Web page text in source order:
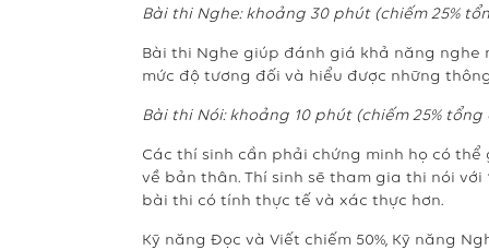
Bài thi Nghe: khoảng 30 phút (chiếm 25%
Bài thi Nghe giúp đánh giá khả năng
mức độ tương đối và hiểu được những
Bài thi Nói: khoảng 10 phút (chiếm 25% tổng
Các thí sinh cần phải chứng minh họ có
về bản thân. Thí sinh sẽ tham gia thi nói
bài thi có tính thực tế và xác thực hơn.
Kỹ năng Đọc và Viết chiếm 50%, Kỹ năng